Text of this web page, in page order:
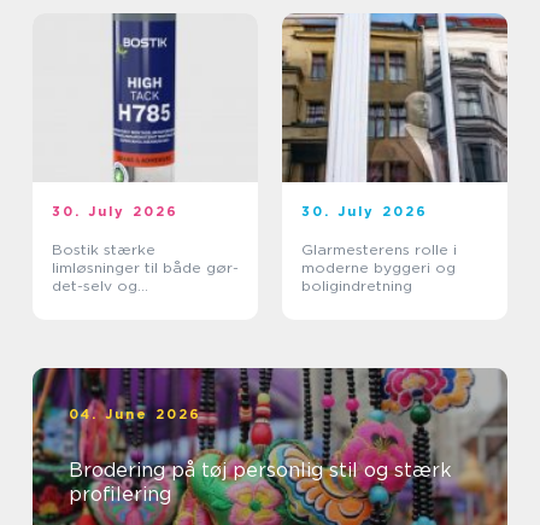
30. July 2026
Bostik stærke
limløsninger til både gør-
det-selv og
30. July 2026
Glarmesterens rolle i
moderne byggeri og
boligindretning
04. June 2026
Brodering på tøj personlig stil og stærk
profilering